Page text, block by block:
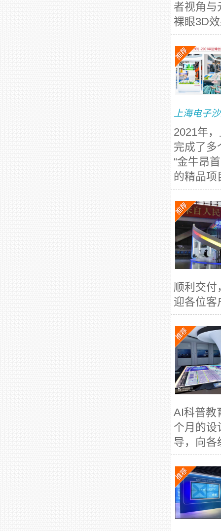
者视角与
裸眼3D
上海电子
2021年
完成了多
“金牛昂
的精品项
顺利交付
迎各位客
AI科普教
个月的设
导，向各